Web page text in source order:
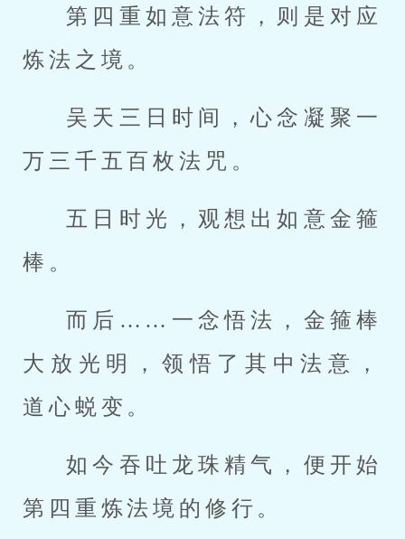
第四重如意法符，则是对应
炼法之境。
吴天三日时间，心念凝聚一
万三千五百枚法咒。
五日时光，观想出如意金箍
棒。
而后……一念悟法，金箍棒
大放光明，领悟了其中法意，
道心蜕变。
如今吞吐龙珠精气，便开始
第四重炼法境的修行。